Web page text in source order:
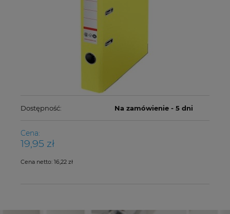
Dostępność: Na zamówienie - 5 dni
Cena:
19,95 zł
Cena netto: 16,22 zł